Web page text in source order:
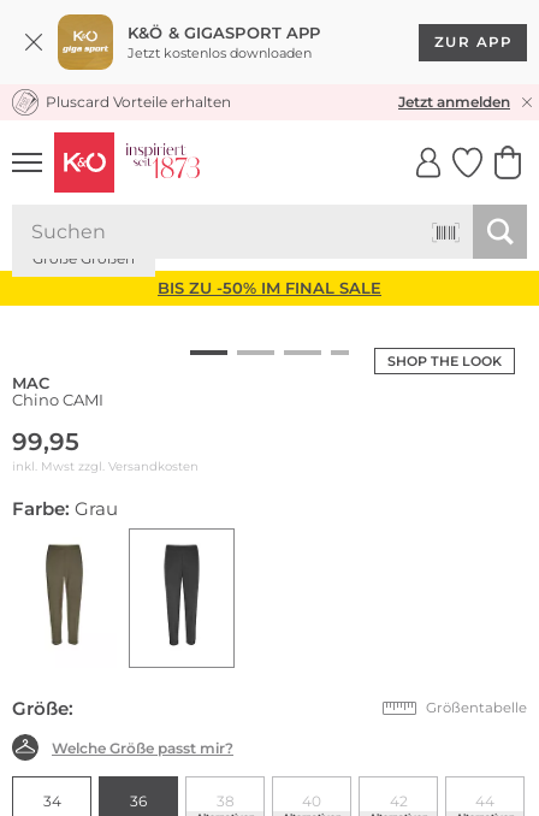
K&Ö & GIGASPORT APP
Jetzt kostenlos downloaden
ZUR APP
KOSTENLOSER VERSAND* & RÜCKVERSAND
Pluscard Vorteile erhalten Jetzt anmelden
UNSERE APP
CLICK &
BIS ZU -50% IM FINAL SALE
SHOP THE LOOK
Große Größen
MAC
Chino CAMI
99,95
inkl. Mwst zzgl. Versandkosten
Farbe: Grau
Größe: Größentabelle
Welche Größe passt mir?
34 36 38 40 42 44